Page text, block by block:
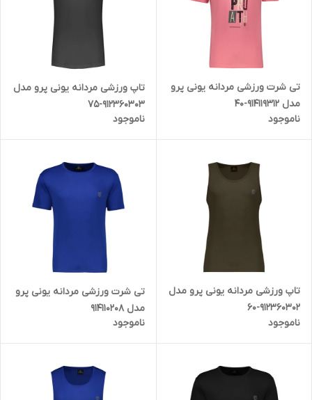
تی شرت ورزشی مردانه یونی پرو
مدل 914119312-40
ناموجود
تاپ ورزشی مردانه یونی پرو مدل
912360303-75
ناموجود
تاپ ورزشی مردانه یونی پرو مدل
912360302-60
ناموجود
تی شرت ورزشی مردانه یونی پرو
مدل 914110208
ناموجود